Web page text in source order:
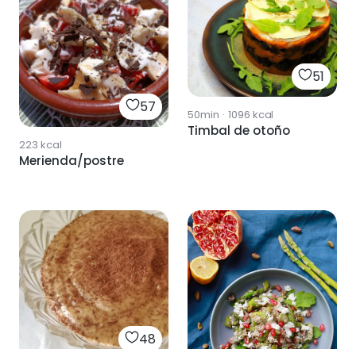
57
223 kcal
Merienda/postre
51
50min · 1096 kcal
Timbal de otoño
48